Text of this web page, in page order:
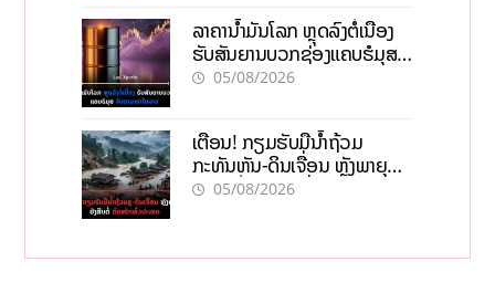
ລາຄານ້ຳມັນໂລກ ຫຼຸດລົງຕໍ່ເນື່ອງ
ຮັບສັນຍານບວກຊ່ອງແຄບຮໍມຸສ
ຈັບຕາລາຄາໃນລາວ
05/08/2026
ເຕືອນ! ກຽມຮັບມືນໍ້າຖ້ວມ
ກະທັນຫັນ-ດິນເຈື່ອນ ຫຼັງພາຍຸຝົນ
ຍັງສືບຕໍ່ຕົກໜັກທົ່ວປະເທດ
05/08/2026